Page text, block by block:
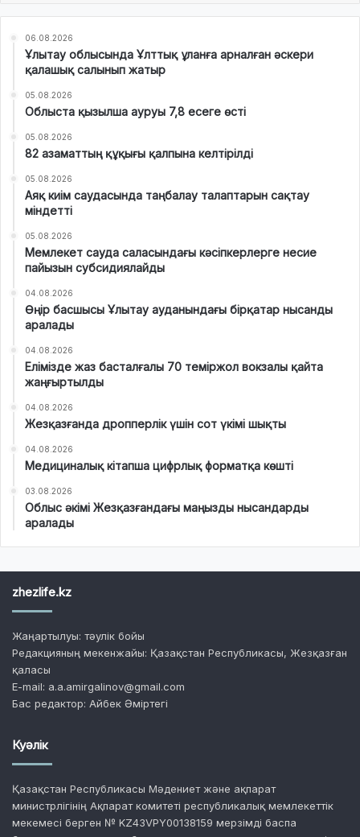
06.08.2026
Ұлытау облысында Ұлттық ұланға арналған әскери
қалашық салынып жатыр
05.08.2026
Облыста қызылша ауруы 7,8 есеге өсті
05.08.2026
82 азаматтың құқығы қалпына келтірілді
05.08.2026
Аяқ киім саудасында таңбалау талаптарын сақтау
міндетті
05.08.2026
Мемлекет сауда саласындағы кәсіпкерлерге несие
пайызын субсидиялайды
04.08.2026
Өңір басшысы Ұлытау ауданындағы бірқатар нысанды
аралады
04.08.2026
Елімізде жаз басталғалы 70 теміржол вокзалы қайта
жаңғыртылды
04.08.2026
Жезқазғанда дропперлік үшін сот үкімі шықты
04.08.2026
Медициналық кітапша цифрлық форматқа көшті
03.08.2026
Облыс әкімі Жезқазғандағы маңызды нысандарды
аралады
zhezlife.kz
Жаңартылуы: тәулік бойы
Редакцияның мекенжайы: Қазақстан Республикасы, Жезқазған
қаласы
E-mail: a.a.amirgalinov@gmail.com
Бас редактор: Айбек Әміртегі
Куәлік
Қазақстан Республикасы Мәдениет және ақпарат
министрлігінің Ақпарат комитеті республикалық мемлекеттік
мекемесі берген № KZ43VPY00138159 мерзімді баспа